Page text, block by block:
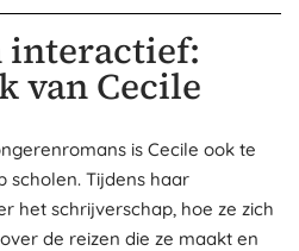
interactief:
van Cecile
is Cecile ook te
scholen. Tijdens haar
het schrijverschap, hoe ze zich
de reizen die ze maakt en